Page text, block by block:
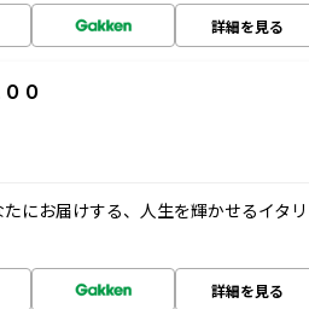
詳細を見る
０
にお届けする、人生を輝かせるイタリ
詳細を見る